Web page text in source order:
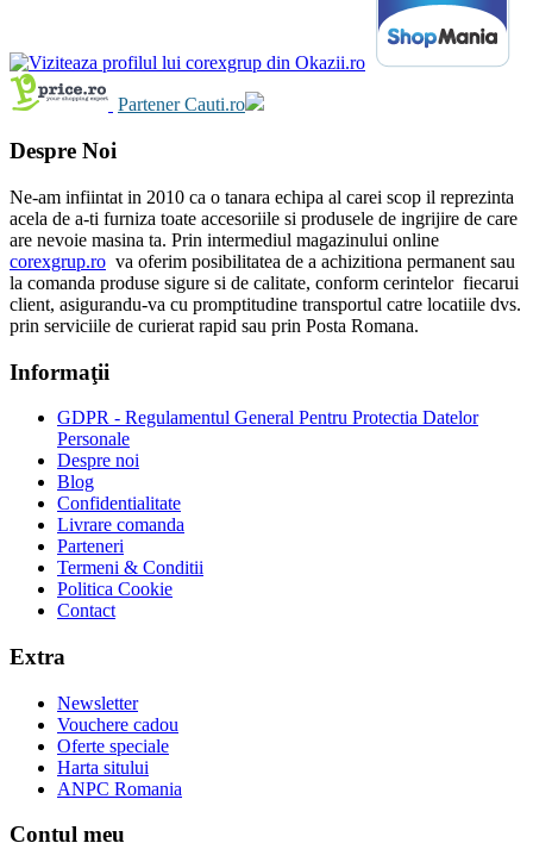
Partener Cauti.ro
Despre Noi
Ne-am infiintat in 2010 ca o tanara echipa al carei scop il reprezinta
acela de a-ti furniza toate accesoriile si produsele de ingrijire de care
are nevoie masina ta. Prin intermediul magazinului online
corexgrup.ro va oferim posibilitatea de a achizitiona permanent sau
la comanda produse sigure si de calitate, conform cerintelor fiecarui
client, asigurandu-va cu promptitudine transportul catre locatiile dvs.
prin serviciile de curierat rapid sau prin Posta Romana.
Informaţii
GDPR - Regulamentul General Pentru Protectia Datelor
Personale
Despre noi
Blog
Confidentialitate
Livrare comanda
Parteneri
Termeni & Conditii
Politica Cookie
Contact
Extra
Newsletter
Vouchere cadou
Oferte speciale
Harta sitului
ANPC Romania
Contul meu